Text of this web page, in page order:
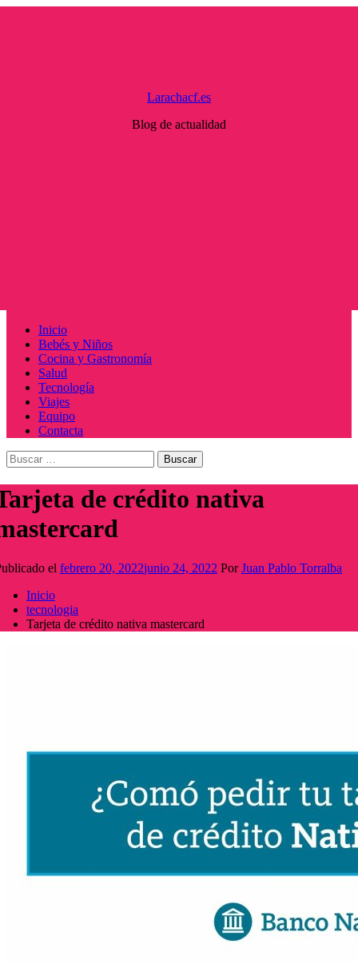
Larachacf.es
Blog de actualidad
Menú
principal
Inicio
Bebés y Niños
Cocina y Gastronomía
Salud
Tecnología
Viajes
Equipo
Contacta
Buscar:
de crédito nativa
el febrero 20, 2022junio 24, 2022 PorJuan Pablo Torralba
Inicio
tecnologia
Tarjeta de crédito nativa mastercard